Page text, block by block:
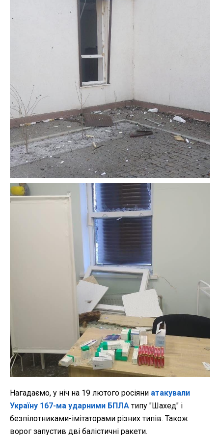
Нагадаємо, у ніч на 19 лютого росіяни атакували
Україну 167-ма ударними БПЛАтипу "Шахед" і
безпілотниками-імітаторами різних типів. Також
ворог запустив дві балістичні ракети.